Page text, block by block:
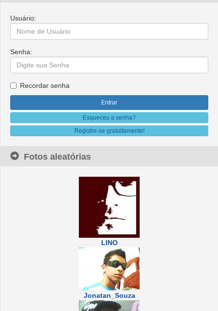
Usuário:
Senha:
Recordar senha
Esqueceu a senha?
Registre-se gratuitamente!
Fotos aleatórias
LINO
Jonatan_Souza